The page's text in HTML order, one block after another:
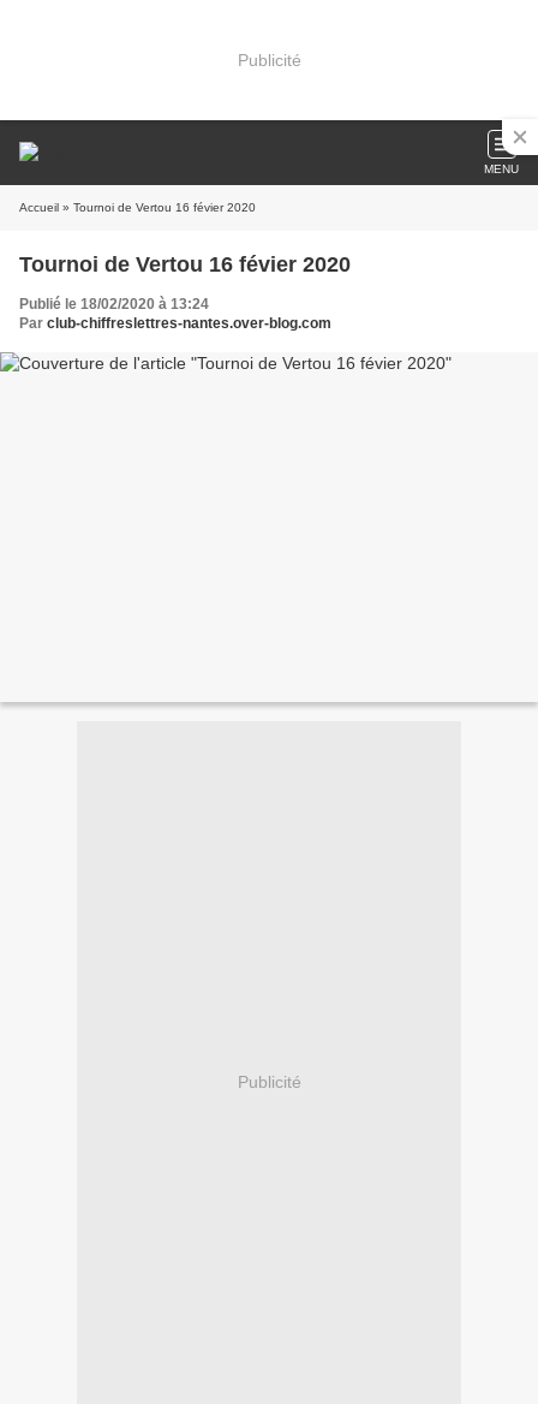
Publicité
MENU
Accueil » Tournoi de Vertou 16 févier 2020
Tournoi de Vertou 16 févier 2020
Publié le 18/02/2020 à 13:24
Par club-chiffreslettres-nantes.over-blog.com
Publicité